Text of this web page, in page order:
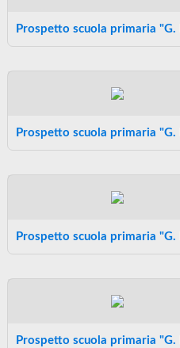
Prospetto scuola primaria "G.
Prospetto scuola primaria "G.
Prospetto scuola primaria "G.
Prospetto scuola primaria